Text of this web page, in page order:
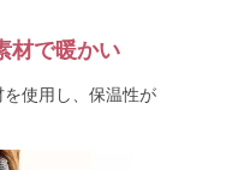
材で暖かい
使用し、保温性が